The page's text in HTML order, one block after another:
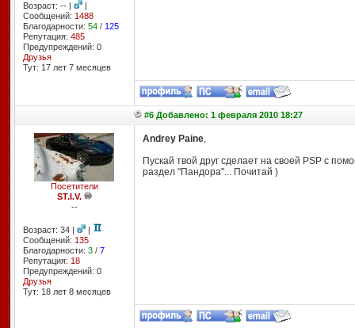
Возраст: -- |
|
Сообщений: 1488
Благодарности: 54/ 125
Репутация: 485
Предупреждений: 0
Друзья
Тут: 17 лет 7 месяцев
#6 Добавлено: 1 февраля 2010 18:27
Посетители
ST.I.V.
--
Возраст: 34 |
|
Сообщений: 135
Благодарности: 3/ 7
Репутация: 18
Предупреждений: 0
Друзья
Тут: 18 лет 8 месяцев
Andrey Paine,
Пускай твой друг сделает на своей PSP с
раздел "Пандора"... Почитай )